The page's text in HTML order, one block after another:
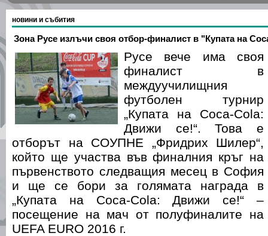
новини и събития
Зона Русе излъчи своя отбор-финалист в "Купата на
Русе вече има своя
финалист в
междуучилищния
футболен турнир
„Купата на Coca-Cola:
Движи се!“. Това е
отборът на СОУПНЕ „Фридрих Шилер“,
който ще участва във финалния кръг на
първенството следващия месец в София
и ще се бори за голямата награда в
„Купата на Coca-Cola: Движи се!“ –
посещение на мач от полуфиналите на
UEFA EURO 2016 г.